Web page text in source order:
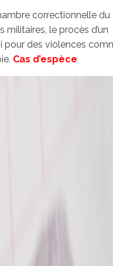
correctionnelle du
militaires, le procès d’un
pour des violences
Cas d’espèce